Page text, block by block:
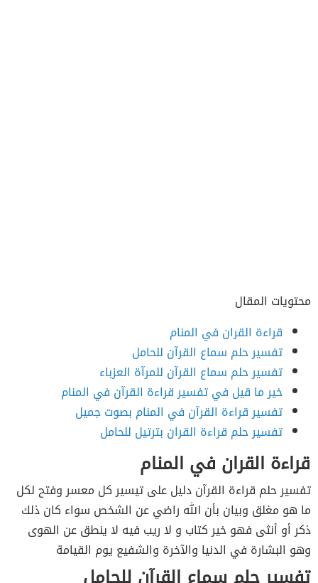
محتويات المقال
قراءة القران في المنام
تفسير حلم سماع القرآن للحامل
تفسير حلم سماع القرآن للمرآة العزباء
خير ما قيل في تفسير قراءة القرآن في المنام
تفسير قراءة القرآن في المنام بصوت جميل
تفسير حلم قراءة القران بترتيل للحامل
قراءة القران في المنام
تفسير حلم قراءة القرآن دليل على تيسير كل معسر وفتح لكل
ما هو مغلق وبيان بأن الله راضي عن الشخص سواء كان ذلك
ذكر أو أنثى فهو خير كتاب و لا ريب فيه لا ينطق عن الهوى
وهو البشارة في الدنيا والآخرة والشفيع يوم القيامة